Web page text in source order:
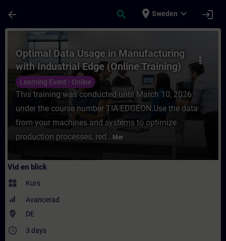
arrow_back search place Sweden expand_more login
Kurs - Optimal Data Usage in
more_vert
Optimal Data Usage in Manufacturing
with Industrial Edge (Online Training)
Learning Event - Online
This training was conducted until March 10, 2026
under the course number TIA-EDGEON.Use the data
from your machines and systems to optimize
production processes, red... Mer
Vid en blick
widgets Kurs
Avancerad
where_to_vote DE
access_time 3 days